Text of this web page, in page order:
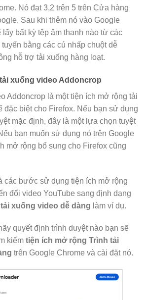
Nó đạt 3,2 trên 5 trên Cửa hàng
Sau khi thêm nó vào Google
lấy bất kỳ tệp âm thanh nào từ các
bằng các cú nhấp chuột dễ
hỗ trợ tải xuống hàng loạt.
xuống video Addoncrop
Addoncrop là một tiện ích mở rộng tải
đặc biệt cho Firefox. Nếu bạn sử dụng
mặc định, đây là một lựa chọn tuyệt
bạn muốn sử dụng nó trên Google
mở rộng bổ sung cho Firefox cũng
các bước sử dụng tiện ích mở rộng
đổi video YouTube sang định dạng
xuống video dễ dàng làm ví dụ.
quyết định trình duyệt nào bạn sẽ
kiếm tiện ích mở rộng Trình tải
trên Google Chrome và cài đặt nó.